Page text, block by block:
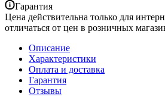
Гарантия
Цена действительна только для
отличаться от цен в розничных
Описание
Характеристики
Оплата и доставка
Гарантия
Отзывы